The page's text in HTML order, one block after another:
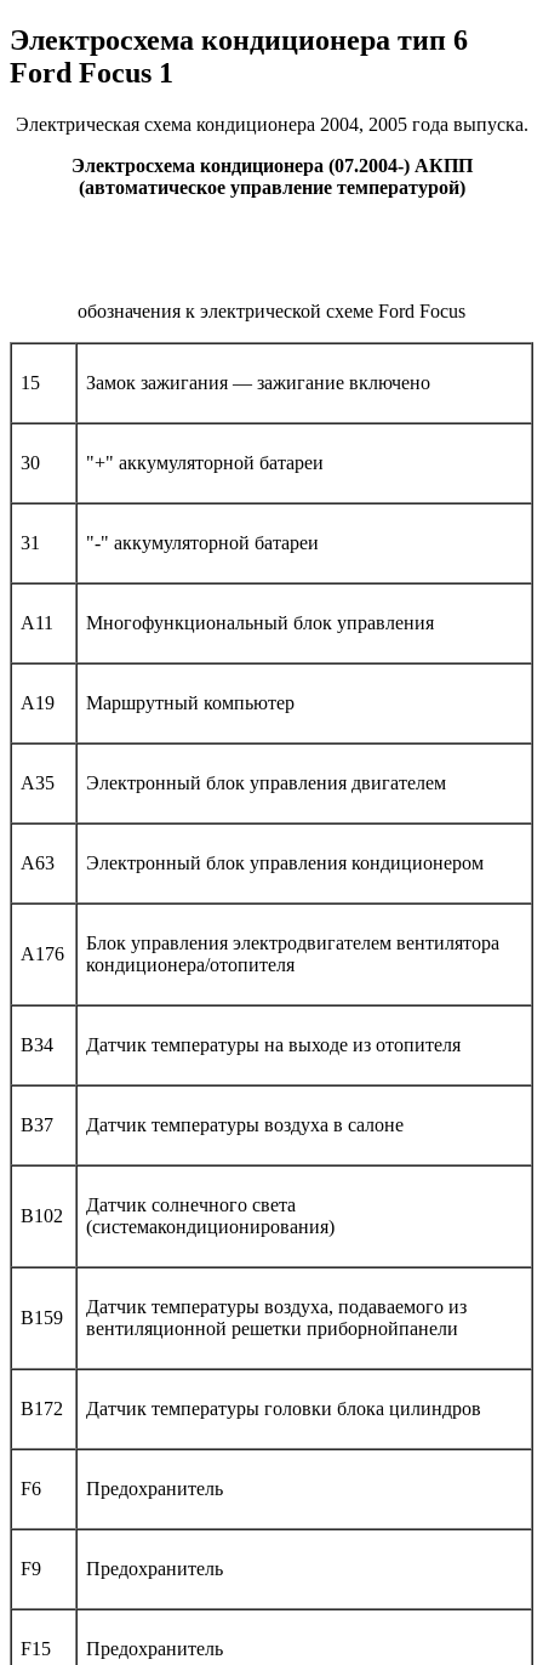
Электросхема кондиционера тип 6
Ford Focus 1
Электрическая схема кондиционера 2004, 2005 года выпуска.
Электросхема кондиционера (07.2004-) АКПП
(автоматическое управление температурой)
обозначения к электрической схеме Ford Focus
15 Замок зажигания — зажигание включено
30 "+" аккумуляторной батареи
31 "-" аккумуляторной батареи
A11 Многофункциональный блок управления
A19 Маршрутный компьютер
A35 Электронный блок управления двигателем
A63 Электронный блок управления кондиционером
A176
Блок управления электродвигателем вентилятора
кондиционера/отопителя
B34 Датчик температуры на выходе из отопителя
B37 Датчик температуры воздуха в салоне
B102
Датчик солнечного света
(системакондиционирования)
B159
Датчик температуры воздуха, подаваемого из
вентиляционной решетки приборнойпанели
B172 Датчик температуры головки блока цилиндров
F6 Предохранитель
F9 Предохранитель
F15 Предохранитель